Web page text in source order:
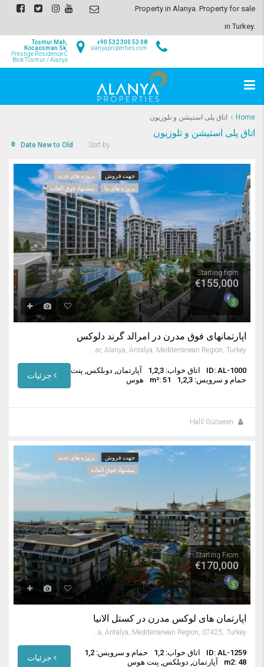
Property in Alanya. Property for sale
in Turkey.
Tosmur Mah,
Kocaosman Sk.
Prestige Residence C
Blok Tosmur / Alanya
+90 532 300 53 08
info@alanyaproperties.com
Home اتاق پلی استیشن و تلوزیون
اتاق پلی استیشن و تلوزیون
Sort by:
Date New to Old
جهت فروش
پروژه های جدید
پروژه های ما
پیشنهاد فوق العاده
Starting from
€155,000
آپارتمانهای فوق مدرن در امرالد گرند دلوکس
Avsallar, Alanya, Antalya, Mediterranean Region, Turkey
ID: AL-1000
اتاق خواب: 1,2,3
حمام و سرویس: 1,2,3
m²: 51
آپارتمان, دوبلکس, پنت
هوس
Halil Gülseren
جهت فروش
پروژه های جدید
پیشنهاد فوق العاده
Starting From
€170,000
آپارتمان های لوکس مدرن در کستل آلانیا
ID: AL-1259 اتاق خواب: 1,2
حمام و سرویس: 1,2
m2: 48
آپارتمان, دوبلکس, پنت هوس